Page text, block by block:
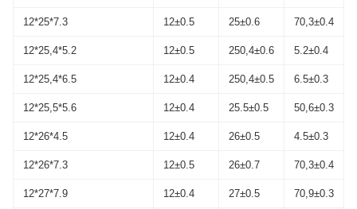
12*25*7.3 12±0.5 25±0.6 70,3±0.4
12*25,4*5.2 12±0.5 250,4±0.6 5.2±0.4
12*25,4*6.5 12±0.4 250,4±0.5 6.5±0.3
12*25,5*5.6 12±0.4 25.5±0.5 50,6±0.3
12*26*4.5 12±0.4 26±0.5 4.5±0.3
12*26*7.3 12±0.5 26±0.7 70,3±0.4
12*27*7.9 12±0.4 27±0.5 70,9±0.3